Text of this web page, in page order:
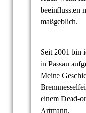
beeinflussten
maßgeblich.
Seit 2001 bin
in Passau
Meine
einem Dead-
Artmann.